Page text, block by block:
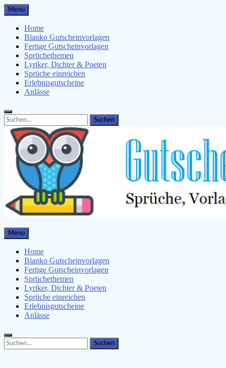
Skip
to
content
Menu
Home
Blanko Gutscheinvorlagen
Fertige Gutscheinvorlagen
Sprüchethemen
Lyriker, Dichter & Poeten
Sprüche einreichen
Erlebnisgutscheine
Anlässe
Search
for:
Search
Gutscheinspruch.de
Gutscheinsprüche & Gutscheinvorlagen finden
Menu
Home
Blanko Gutscheinvorlagen
Fertige Gutscheinvorlagen
Sprüchethemen
Lyriker, Dichter & Poeten
Sprüche einreichen
Erlebnisgutscheine
Anlässe
Search
for:
Search